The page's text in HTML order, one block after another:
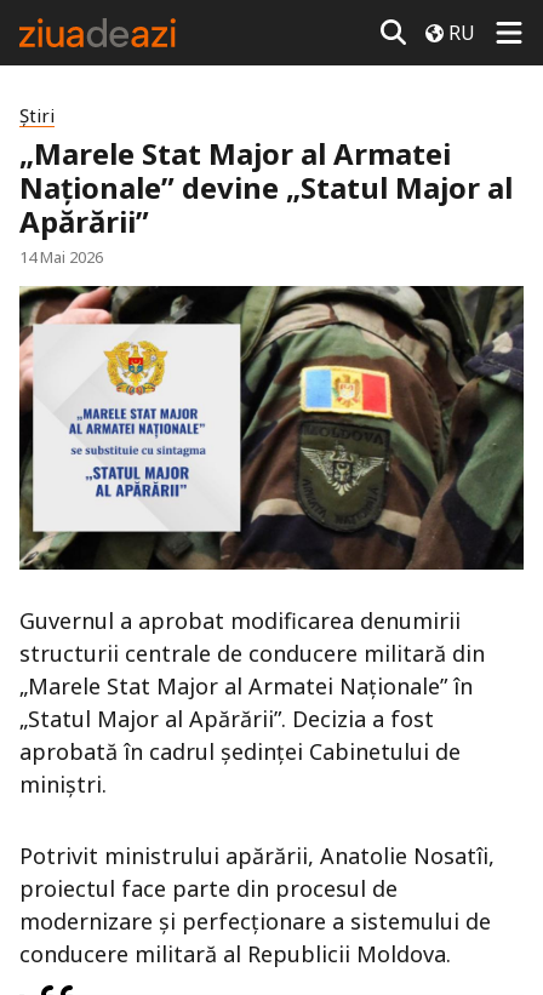
RU
Știri
„Marele Stat Major al Armatei
Naționale” devine „Statul Major al
Apărării”
14 Mai 2026
Guvernul a aprobat modificarea denumirii
structurii centrale de conducere militară din
„Marele Stat Major al Armatei Naționale” în
„Statul Major al Apărării”. Decizia a fost
aprobată în cadrul ședinței Cabinetului de
miniștri.
Potrivit ministrului apărării, Anatolie Nosatîi,
proiectul face parte din procesul de
modernizare și perfecționare a sistemului de
conducere militară al Republicii Moldova.